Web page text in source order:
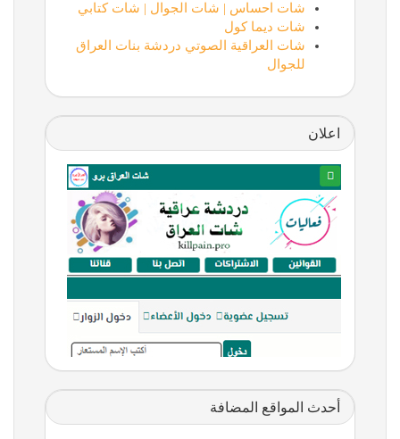
شات احساس | شات الجوال | شات كتابي
شات ديما كول
شات العراقية الصوتي دردشة بنات العراق
للجوال
اعلان
أحدث المواقع المضافة